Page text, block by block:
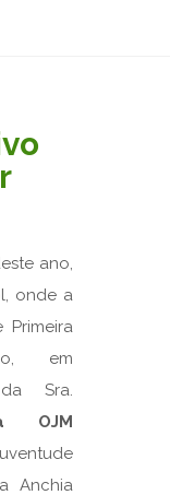
ano,
onde a
Primeira
em
Sra.
OJM
Anchia